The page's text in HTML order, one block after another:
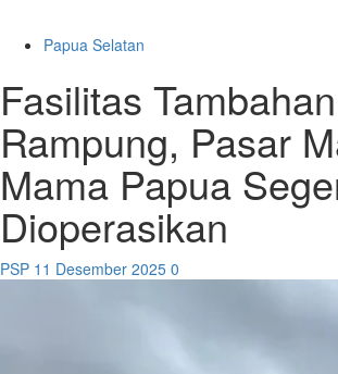
Papua Selatan
Fasilitas Tambahan
Rampung, Pasar
Mama Papua
Dioperasikan
PSP 11 Desember 2025 0